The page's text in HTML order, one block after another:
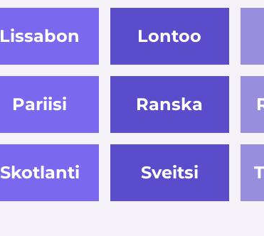
Lissabon Lontoo
Pariisi Ranska
Skotlanti Sveitsi